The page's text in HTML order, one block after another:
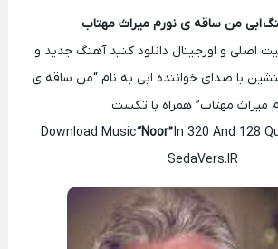
ابی من ساقه ی نورم میراث مهتاب
اصلی و اورجینال دانلود کنید آهنگ جدید و
با صدای خواننده ابی به نام “من ساقه ی
میراث مهتاب” همراه با تکست
Download Music“Noor”In 320 And 128
SedaVers.IR